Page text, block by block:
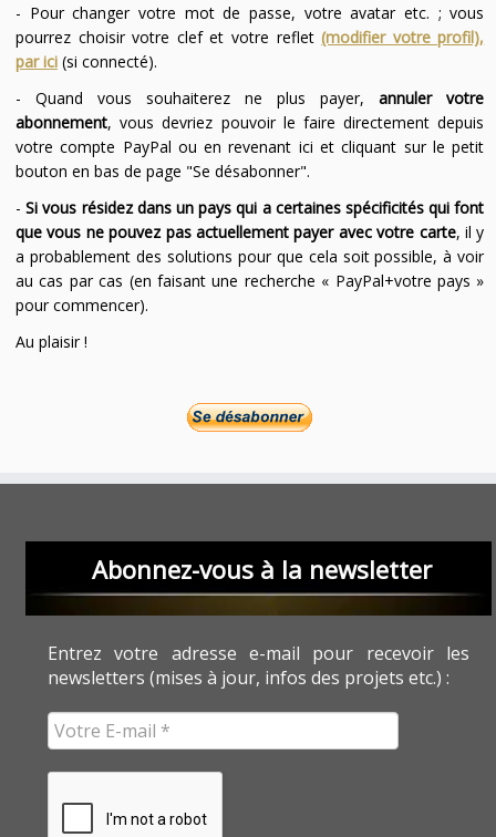
- Pour changer votre mot de passe, votre avatar etc. ; vous
pourrez choisir votre clef et votre reflet(modifier votre profil),
par ici(si connecté).
- Quand vous souhaiterez ne plus payer,annuler votre
abonnement, vous devriez pouvoir le faire directement depuis
votre compte PayPal ou en revenant ici et cliquant sur le petit
bouton en bas de page "Se désabonner".
-Si vous résidez dans un pays qui a certaines spécificités qui font
que vous ne pouvez pas actuellement payer avec votre carte, il y
a probablement des solutions pour que cela soit possible, à voir
au cas par cas (en faisant une recherche « PayPal+votre pays »
pour commencer).
Au plaisir !
Abonnez-vous à la newsletter
Entrez votre adresse e-mail pour recevoir les
newsletters (mises à jour, infos des projets etc.) :